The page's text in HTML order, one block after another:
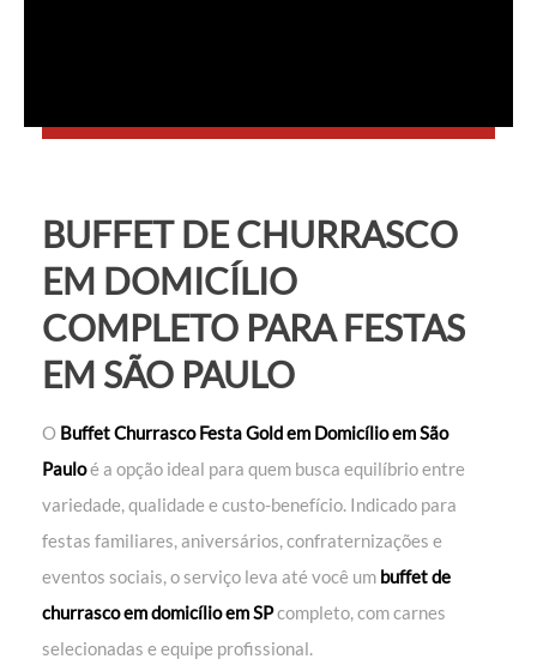
BUFFET DE CHURRASCO
EM DOMICÍLIO
COMPLETO PARA FESTAS
EM SÃO PAULO
O Buffet Churrasco Festa Gold em Domicílio em São
Pauloé a opção ideal para quem busca equilíbrio entre
variedade, qualidade e custo-benefício. Indicado para
festas familiares, aniversários, confraternizações e
eventos sociais, o serviço leva até você um buffet de
churrasco em domicílio em SPcompleto, com carnes
selecionadas e equipe profissional.